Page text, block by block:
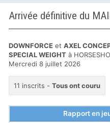
DOWNFORCE et AXEL
SPECIAL WEIGHT à
Mercredi 8 juillet 2026
11 inscrits - Tous ont couru
Rapport en